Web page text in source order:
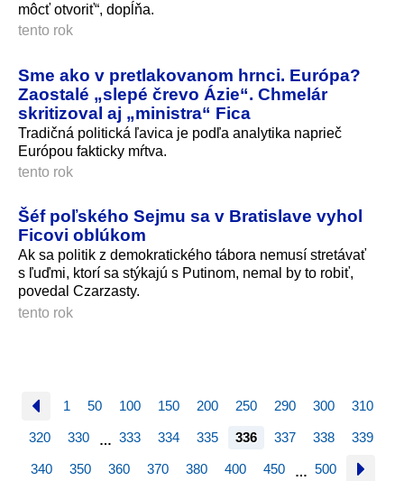
môcť otvoriť“, dopĺňa.
tento rok
Sme ako v pretlakovanom hrnci. Európa?
Zaostalé „slepé črevo Ázie“. Chmelár
skritizoval aj „ministra“ Fica
Tradičná politická ľavica je podľa analytika naprieč
Európou fakticky mŕtva.
tento rok
Šéf poľského Sejmu sa v Bratislave vyhol
Ficovi oblúkom
Ak sa politik z demokratického tábora nemusí stretávať
s ľuďmi, ktorí sa stýkajú s Putinom, nemal by to robiť,
povedal Czarzasty.
tento rok
1 50 100 150 200 250 290 300 310
320 330 … 333 334 335 336 337 338 339
340 350 360 370 380 400 450 … 500